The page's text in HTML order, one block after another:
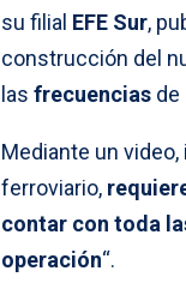
su filial EFE Sur,
construcción del
las frecuencias de
Mediante un
ferroviario,
contar con toda
operación“.